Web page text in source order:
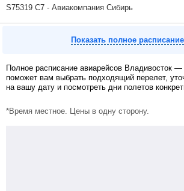
S75319 С7 - Авиакомпания Сибирь
Показать полное расписание
Полное расписание авиарейсов Владивосток
поможет вам выбрать подходящий перелет,
на вашу дату и посмотреть дни полетов
*Время местное. Цены в одну сторону.